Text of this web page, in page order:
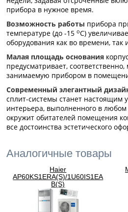
прибора в нужное время.
Возможность работы прибора
температуре (до -15 оС)
оборудования как во времени, так
Малая площадь основания
предусматривает,
занимаемую прибором в
Современный элегантный
сплит-системы станет настоящим
интерьера, выполненного в
окружит обитателей помещения
все достоинства эстетического
Аналогичные товары
Haier
AP60KS1ERA(S)/1U60IS1EA
B(S)